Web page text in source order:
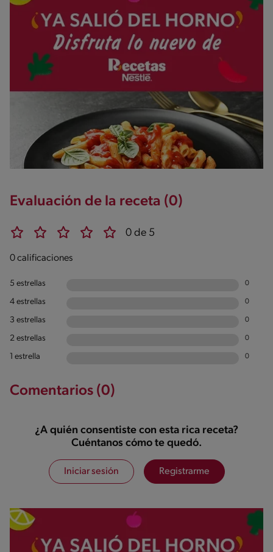
Evaluación de la receta (0)
0 de 5
0 calificaciones
5 estrellas 0
4 estrellas 0
3 estrellas 0
2 estrellas 0
1 estrella 0
Comentarios (0)
¿A quién consentiste con esta rica receta?
Cuéntanos cómo te quedó.
Iniciar sesión Registrarme